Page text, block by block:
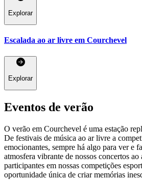
Explorar
Escalada ao ar livre em Courchevel
Explorar
Eventos de verão
O verão em Courchevel é uma estação
De festivais de música ao ar livre a
emocionantes, sempre há algo para ver e
atmosfera vibrante de nossos concertos
participantes em nossas competições
oportunidade única de criar memórias